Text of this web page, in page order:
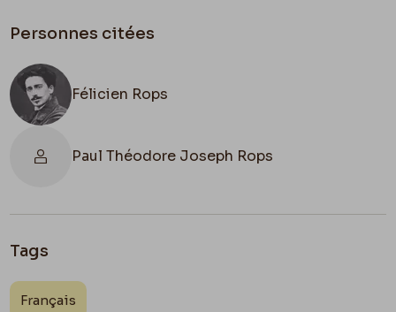
Personnes citées
Félicien Rops
Paul Théodore Joseph Rops
Tags
Français